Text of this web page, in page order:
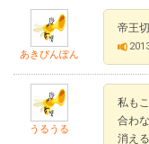
あきぴんぽん
帝王
うるうる
私も
合わ
消え